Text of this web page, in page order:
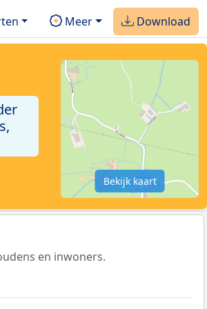
Meer Download
Bekijk kaart
en inwoners.